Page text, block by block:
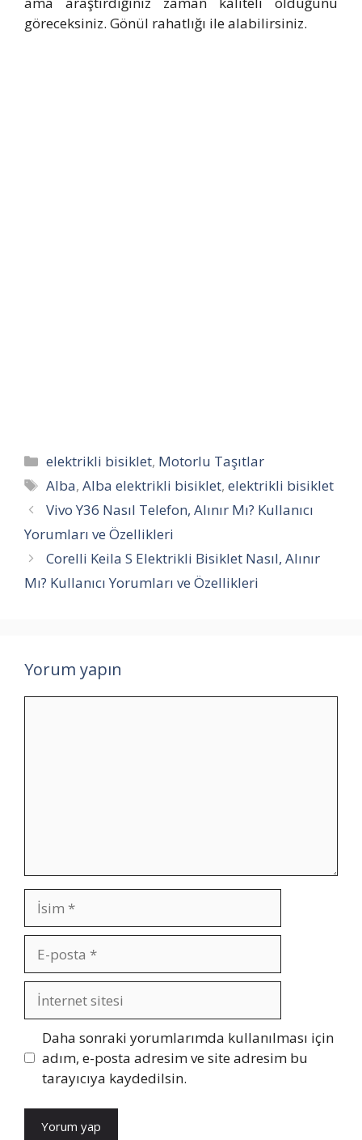
göreceksiniz. Gönül rahatlığı ile alabilirsiniz.
Kategoriler
elektrikli bisiklet, Motorlu Taşıtlar
Etiketler
Alba,Alba elektrikli bisiklet,elektrikli bisiklet
Vivo Y36 Nasıl Telefon, Alınır Mı? Kullanıcı
Yorumları ve Özellikleri
Corelli Keila S Elektrikli Bisiklet Nasıl, Alınır
Mı? Kullanıcı Yorumları ve Özellikleri
Yorum yapın
İsim
posta
İnternet
sitesi
Daha sonraki yorumlarımda kullanılması için
adım, e-posta adresim ve site adresim bu
tarayıcıya kaydedilsin.